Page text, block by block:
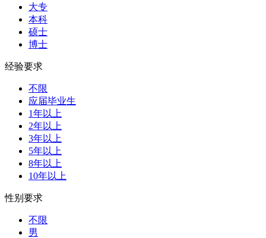
大专
本科
硕士
博士
经验要求
不限
应届毕业生
1年以上
2年以上
3年以上
5年以上
8年以上
10年以上
性别要求
不限
男